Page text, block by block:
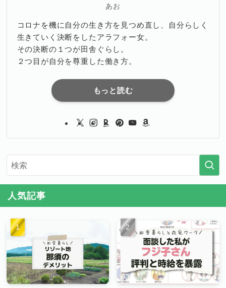
あお
コロナを機に自分の生き方を見つめ直し、自分らしく
生きていく決断をしたアラフォー女。
その決断の１つが田舎ぐらし。
２つ目が自分を尊重した働き方。
もっと読む
人気記事